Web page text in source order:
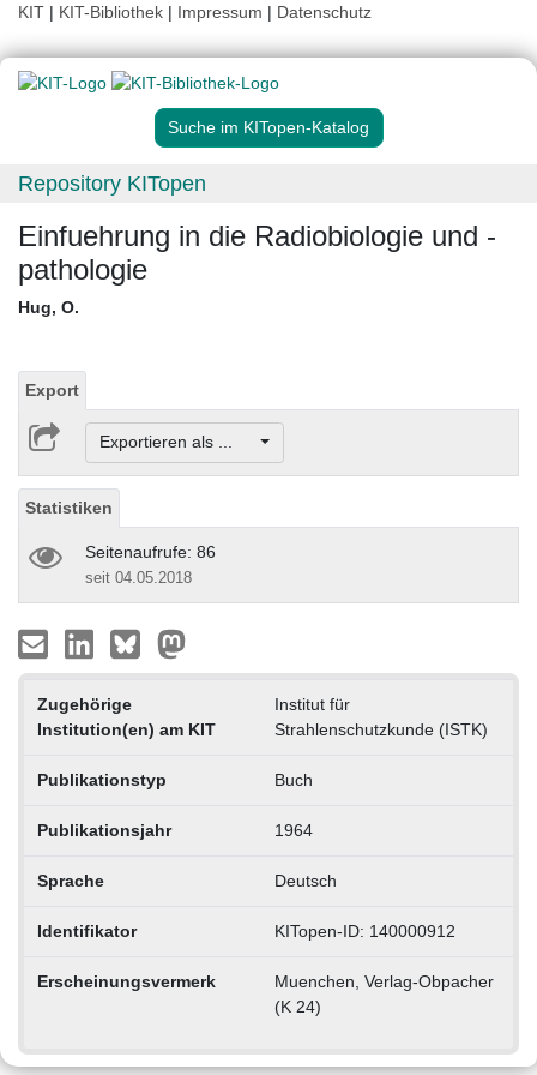
KIT | KIT-Bibliothek | Impressum | Datenschutz
Suche im KITopen-Katalog
Repository KITopen
Einfuehrung in die Radiobiologie und -
pathologie
Hug, O.
Export
Exportieren als ...
Statistiken
Seitenaufrufe: 86
seit 04.05.2018
Zugehörige
Institution(en) am KIT
Institut für
Strahlenschutzkunde (ISTK)
Publikationstyp Buch
Publikationsjahr 1964
Sprache Deutsch
Identifikator KITopen-ID: 140000912
Erscheinungsvermerk
Muenchen, Verlag-Obpacher
(K 24)